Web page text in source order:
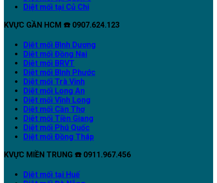
Diệt mối tại Củ Chi
KVỰC GẦN HCM ☎️ 0907.624.123
Diệt mối Bình Dương
Diệt mối Đồng Nai
Diệt mối BRVT
Diệt mối Bình Phước
Diệt mối Trà Vinh
Diệt mối Long An
Diệt mối Vĩnh Long
Diệt mối Cần Thơ
Diệt mối Tiền Giang
Diệt mối Phú Quốc
Diệt mối Đồng Tháp
KVỰC MIỀN TRUNG ☎️ 0911.967.456
Diệt mối tại Huế